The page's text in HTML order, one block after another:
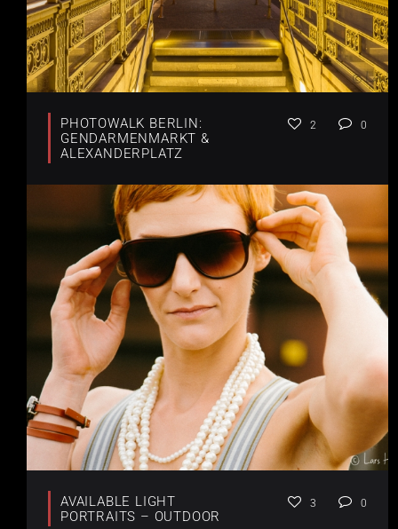
PHOTOWALK BERLIN:
GENDARMENMARKT &
ALEXANDERPLATZ
2 0
AVAILABLE LIGHT
PORTRAITS – OUTDOOR
3 0